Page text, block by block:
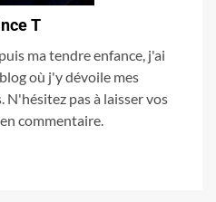
T
ma tendre enfance, j'ai
où j'y dévoile mes
N'hésitez pas à laisser vos
commentaire.